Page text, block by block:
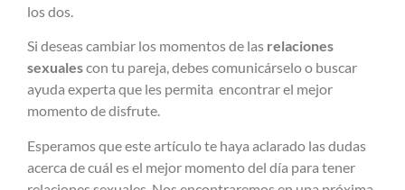
los dos.
Si deseas cambiar los momentos de las relaciones
sexualescon tu pareja, debes comunicárselo o buscar
ayuda experta que les permita encontrar el mejor
momento de disfrute.
Esperamos que este artículo te haya aclarado las dudas
acerca de cuál es el mejor momento del día para tener